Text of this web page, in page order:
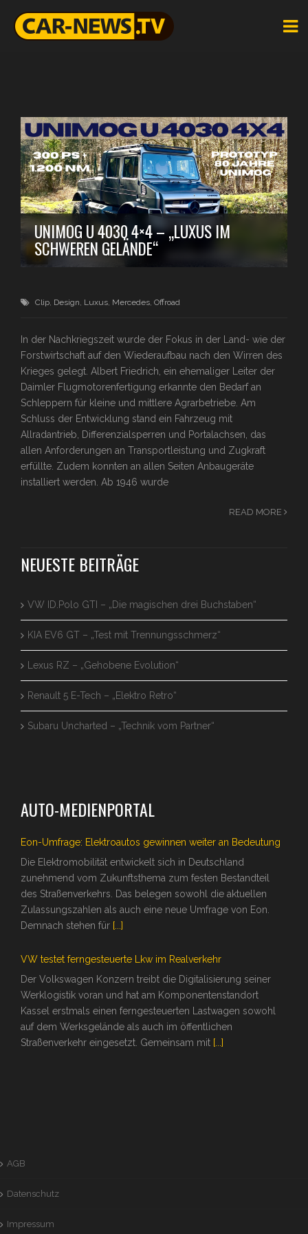
UNIMOG U 4030 4×4 – „LUXUS IM
SCHWEREN GELÄNDE“
Clip, Design, Luxus, Mercedes, Offroad
In der Nachkriegszeit wurde der Fokus in der Land- wie der
Forstwirtschaft auf den Wiederaufbau nach den Wirren des
Krieges gelegt. Albert Friedrich, ein ehemaliger Leiter der
Daimler Flugmotorenfertigung erkannte den Bedarf an
Schleppern für kleine und mittlere Agrarbetriebe. Am
Schluss der Entwicklung stand ein Fahrzeug mit
Allradantrieb, Differenzialsperren und Portalachsen, das
allen Anforderungen an Transportleistung und Zugkraft
erfüllte. Zudem konnten an allen Seiten Anbaugeräte
installiert werden. Ab 1946 wurde
READ MORE
NEUESTE BEITRÄGE
VW ID.Polo GTI – „Die magischen drei Buchstaben“
KIA EV6 GT – „Test mit Trennungsschmerz“
Lexus RZ – „Gehobene Evolution“
Renault 5 E-Tech – „Elektro Retro“
Subaru Uncharted – „Technik vom Partner“
AUTO-MEDIENPORTAL
Eon-Umfrage: Elektroautos gewinnen weiter an Bedeutung
Die Elektromobilität entwickelt sich in Deutschland
zunehmend vom Zukunftsthema zum festen Bestandteil
des Straßenverkehrs. Das belegen sowohl die aktuellen
Zulassungszahlen als auch eine neue Umfrage von Eon.
Demnach stehen für [...]
VW testet ferngesteuerte Lkw im Realverkehr
Der Volkswagen Konzern treibt die Digitalisierung seiner
Werklogistik voran und hat am Komponentenstandort
Kassel erstmals einen ferngesteuerten Lastwagen sowohl
auf dem Werksgelände als auch im öffentlichen
Straßenverkehr eingesetzt. Gemeinsam mit [...]
AGB
Datenschutz
Impressum